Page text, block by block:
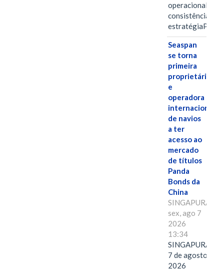
operacional e a
consistência de
Seaspan
se torna
primeira
proprietária
e
operadora
internacional
de navios
a ter
acesso ao
mercado
de títulos
Panda
Bonds da
China
SINGAPURA,
sex, ago 7
2026
13:34
SINGAPURA,
7 de agosto de
2026